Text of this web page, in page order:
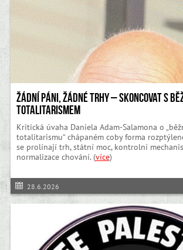
Žádní páni, žádné trhy – skoncovat s
totalitarismem
Kritická úvaha Daniela Adam-Salamona o
totalitarismu“ chápaném coby forma
se prolínají trh, státní moc, kontrolní
normalizace chování. (více)
28.6.2026